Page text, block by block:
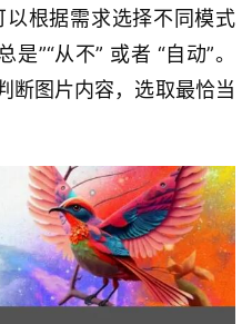
以根据需求选择不同模式
”“从不” 或者 “自动”。
断图片内容，选取最恰当